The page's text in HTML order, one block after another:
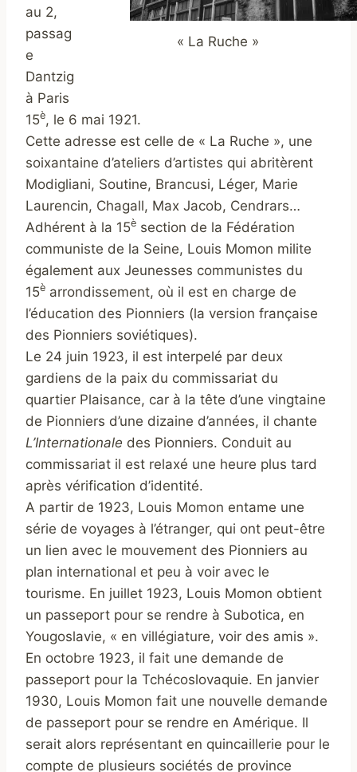
« La Ruche »
au 2,
passag
e
Dantzig
à Paris
15è, le 6 mai 1921.
Cette adresse est celle de « La Ruche », une
soixantaine d’ateliers d’artistes qui abritèrent
Modigliani, Soutine, Brancusi, Léger, Marie
Laurencin, Chagall, Max Jacob, Cendrars…
Adhérent à la 15è section de la Fédération
communiste de la Seine, Louis Momon milite
également aux Jeunesses communistes du
15è arrondissement, où il est en charge de
l’éducation des Pionniers (la version française
des Pionniers soviétiques).
Le 24 juin 1923, il est interpelé par deux
gardiens de la paix du commissariat du
quartier Plaisance, car à la tête d’une vingtaine
de Pionniers d’une dizaine d’années, il chante
L’Internationale des Pionniers. Conduit au
commissariat il est relaxé une heure plus tard
après vérification d’identité.
A partir de 1923, Louis Momon entame une
série de voyages à l’étranger, qui ont peut-être
un lien avec le mouvement des Pionniers au
plan international et peu à voir avec le
tourisme. En juillet 1923, Louis Momon obtient
un passeport pour se rendre à Subotica, en
Yougoslavie, « en villégiature, voir des amis ».
En octobre 1923, il fait une demande de
passeport pour la Tchécoslovaquie. En janvier
1930, Louis Momon fait une nouvelle demande
de passeport pour se rendre en Amérique. Il
serait alors représentant en quincaillerie pour le
compte de plusieurs sociétés de province